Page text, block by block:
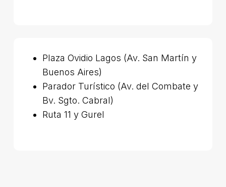
Plaza Ovidio Lagos (Av. San Martín y
Buenos Aires)
Parador Turístico (Av. del Combate y
Bv. Sgto. Cabral)
Ruta 11 y Gurel